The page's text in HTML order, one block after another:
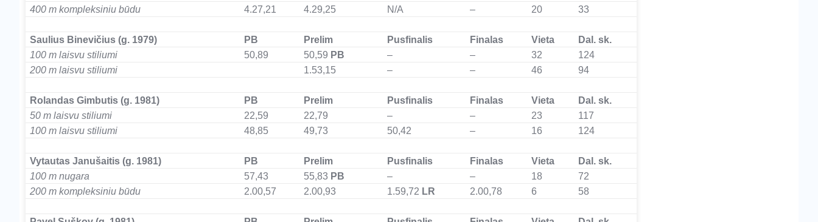
400 m kompleksiniu būdu
4.27,21 4.29,25 N/A – 20
33
Saulius Binevičius (g. 1979)
PB Prelim Pusfinalis Finalas Vieta
Dal. sk.
100 m laisvu stiliumi
50,89 50,59 PB – – 32
124
200 m laisvu stiliumi
1.53,15 – – 46
94
Rolandas Gimbutis (g. 1981)
PB Prelim Pusfinalis Finalas Vieta
Dal. sk.
50 m laisvu stiliumi
22,59 22,79 – – 23
117
100 m laisvu stiliumi
48,85 49,73 50,42 – 16
124
Vytautas Janušaitis (g. 1981)
PB Prelim Pusfinalis Finalas Vieta
Dal. sk.
100 m nugara
57,43 55,83 PB – – 18
72
200 m kompleksiniu būdu
2.00,57 2.00,93 1.59,72 LR 2.00,78 6
58